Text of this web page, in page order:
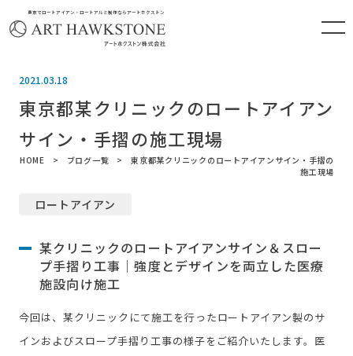
東京でロートアイアン・ロートアルミ製作ならアートホクストン
2021.03.18
東京都某クリニックのロートアイアン
サイン・手摺の施工現場
HOME ブログ一覧
東京都某クリニックのロートアイアンサイン・手摺の
施工現場
ロートアイアン
某クリニックのロートアイアンサイン＆スロー
プ手摺り工事｜強度とデザインを両立した医療
施設向け施工
今回は、某クリニックにて施工を行ったロートアイアン製のサ
インおよびスロープ手摺り工事の様子をご紹介いたします。医